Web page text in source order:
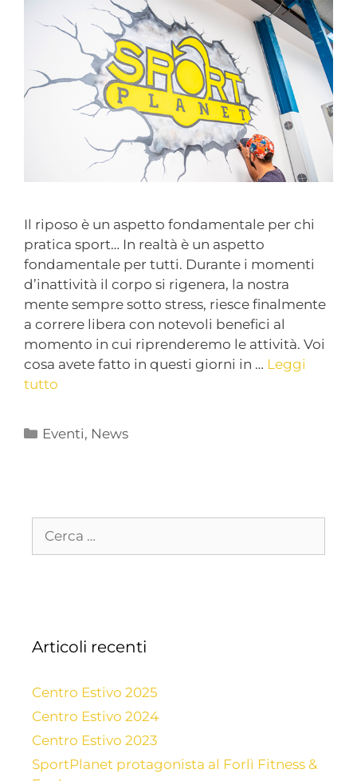
Il riposo è un aspetto fondamentale per chi
pratica sport… In realtà è un aspetto
fondamentale per tutti. Durante i momenti
d’inattività il corpo si rigenera, la nostra
mente sempre sotto stress, riesce finalmente
a correre libera con notevoli benefici al
momento in cui riprenderemo le attività. Voi
cosa avete fatto in questi giorni in … Leggi
tutto
Eventi, News
Articoli recenti
Centro Estivo 2025
Centro Estivo 2024
Centro Estivo 2023
SportPlanet protagonista al Forlì Fitness &